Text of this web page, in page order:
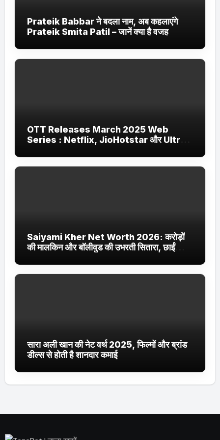
Prateik Babbar ने बदला नाम, अब कहलाएंगे
Prateik Smita Patil – जानें क्या है वजह
OTT Releases March 2025 Web
Series : Netflix, JioHotstar और Ultra
Saiyami Kher Net Worth 2026: करोड़ों
की मालकिन और बॉलीवुड की उभरती सितारा, छाईं
सारा अली खान की नेट वर्थ 2025, फिल्मों और ब्रांड
डील्स से होती है शानदार कमाई